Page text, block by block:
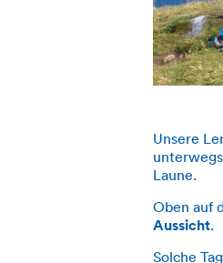
Unsere
Laune.
Oben auf
Aussicht.
Solche